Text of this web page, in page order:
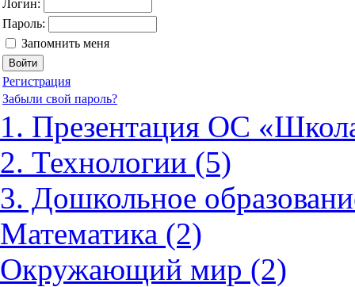
Логин:
Пароль:
Запомнить меня
Регистрация
Забыли свой пароль?
1. Презентация ОС
2. Технологии (5)
3. Дошкольное
Математика (2)
Окружающий мир (2)